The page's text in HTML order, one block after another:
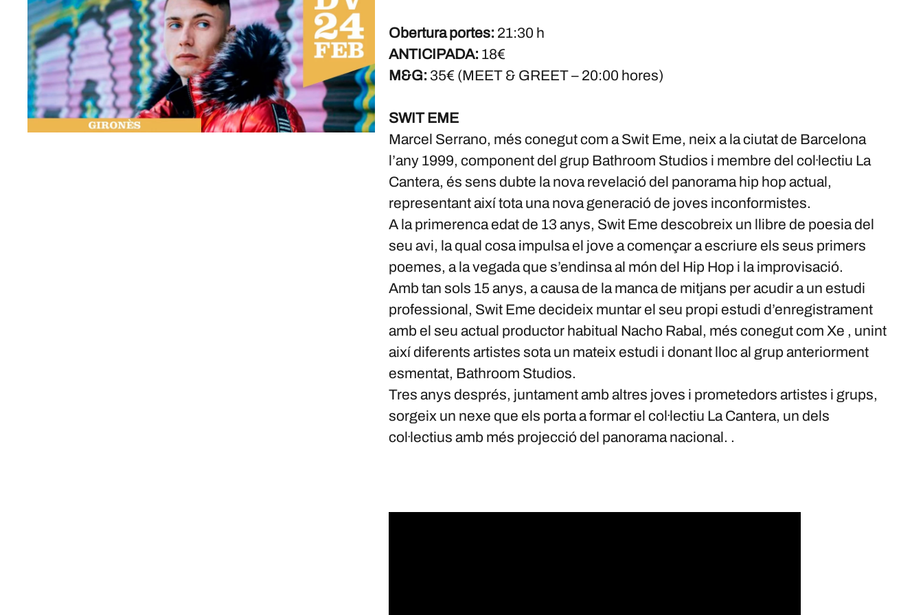
Obertura portes: 21:30 h
ANTICIPADA: 18€
M&G: 35€ (MEET & GREET – 20:00 hores)
SWIT EME
Marcel Serrano, més conegut com a Swit Eme, neix a la ciutat de Barcelona
l’any 1999, component del grup Bathroom Studios i membre del col·lectiu La
Cantera, és sens dubte la nova revelació del panorama hip hop actual,
representant així tota una nova generació de joves inconformistes.
A la primerenca edat de 13 anys, Swit Eme descobreix un llibre de poesia del
seu avi, la qual cosa impulsa el jove a començar a escriure els seus primers
poemes, a la vegada que s’endinsa al món del Hip Hop i la improvisació.
Amb tan sols 15 anys, a causa de la manca de mitjans per acudir a un estudi
professional, Swit Eme decideix muntar el seu propi estudi d’enregistrament
amb el seu actual productor habitual Nacho Rabal, més conegut com Xe , unint
així diferents artistes sota un mateix estudi i donant lloc al grup anteriorment
esmentat, Bathroom Studios.
Tres anys després, juntament amb altres joves i prometedors artistes i grups,
sorgeix un nexe que els porta a formar el col·lectiu La Cantera, un dels
col·lectius amb més projecció del panorama nacional. .